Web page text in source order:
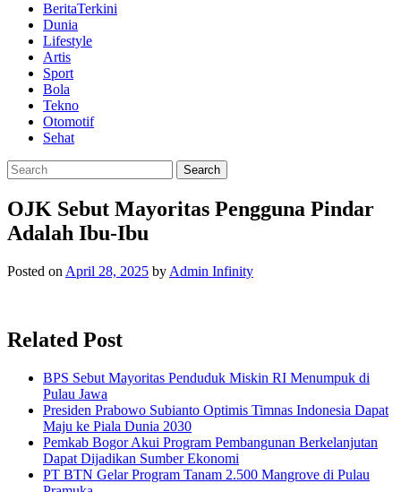
BeritaTerkini
Dunia
Lifestyle
Artis
Sport
Bola
Tekno
Otomotif
Sehat
OJK Sebut Mayoritas Pengguna Pindar
Adalah Ibu-Ibu
Posted on April 28, 2025 by Admin Infinity
Related Post
BPS Sebut Mayoritas Penduduk Miskin RI Menumpuk di
Pulau Jawa
Presiden Prabowo Subianto Optimis Timnas Indonesia Dapat
Maju ke Piala Dunia 2030
Pemkab Bogor Akui Program Pembangunan Berkelanjutan
Dapat Dijadikan Sumber Ekonomi
PT BTN Gelar Program Tanam 2.500 Mangrove di Pulau